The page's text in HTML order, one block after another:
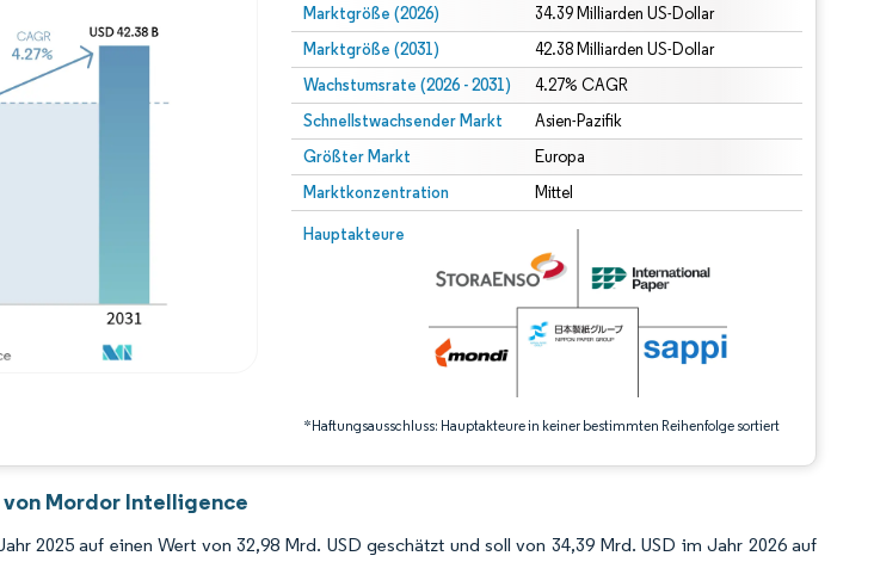
Marktgröße (2026) 34.39 Milliarden US-Dollar
Marktgröße (2031) 42.38 Milliarden US-Dollar
Wachstumsrate (2026 - 2031) 4.27% CAGR
Schnellstwachsender Markt Asien-Pazifik
Größter Markt Europa
Marktkonzentration Mittel
Hauptakteure
*Haftungsausschluss: Hauptakteure in keiner bestimmten Reihenfolge sortiert
Bild © Mordor Intelligence. Wiederverwendung erfordert Namensnennung gemäß CC BY 4.0.
Bild © Mordor Intelligence. Wiederverwendung erfordert Namensnennung gemäß CC BY 4.0.
Mordor Intelligence
2025 auf einen Wert von 32,98 Mrd. USD geschätzt und soll von 34,39 Mrd. USD im Jahr 2026 auf